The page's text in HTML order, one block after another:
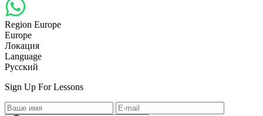
Region Europe
Europe
Локация
Language
Русский
Sign Up For Lessons